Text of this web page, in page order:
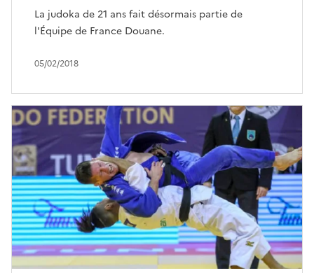
05/02/2018
La judoka de 21 ans fait désormais partie de
l'Équipe de France Douane.